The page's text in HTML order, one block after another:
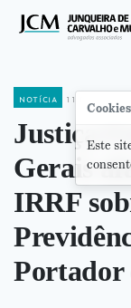
notícia 11 de
Justiça
Gerais
IRRF
Portador
Cookies
Este